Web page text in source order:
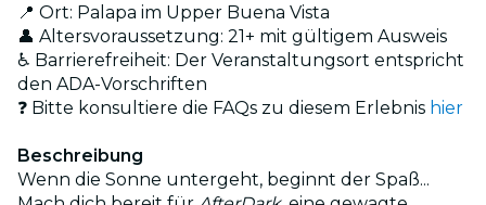
📍 Ort: Palapa im Upper Buena Vista
👤 Altersvoraussetzung: 21+ mit gültigem Ausweis
♿ Barrierefreiheit: Der Veranstaltungsort entspricht
den ADA-Vorschriften
❓ Bitte konsultiere die FAQs zu diesem Erlebnis hier
Beschreibung
Wenn die Sonne untergeht, beginnt der Spaß...